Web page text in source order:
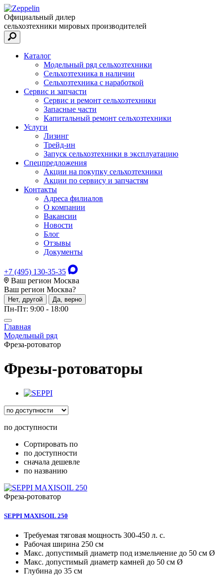
Официальный дилер
сельхозтехники мировых производителей
Каталог
Модельный ряд сельхозтехники
Сельхозтехника в наличии
Сельхозтехника с наработкой
Сервис и запчасти
Сервис и ремонт сельхозтехники
Запасные части
Капитальный ремонт сельхозтехники
Услуги
Лизинг
Трейд-ин
Запуск сельхозтехники в эксплуатацию
Спецпредложения
Акции на покупку сельхозтехники
Акции по сервису и запчастям
Контакты
Адреса филиалов
О компании
Вакансии
Новости
Блог
Отзывы
Документы
+7 (495) 130-35-35
Ваш регион Москва
Ваш регион Москва?
Нет, другой Да, верно
Пн-Пт: 9:00 - 18:00
Главная
Модельный ряд
Фреза-ротоватор
Фрезы-ротоваторы
по доступности
Сортировать по
по доступности
сначала дешевле
по названию
Фреза-ротоватор
SEPPI MAXISOIL 250
Требуемая тяговая мощность 300-450 л. с.
Рабочая ширина 250 см
Макc. допустимый диаметр под измельчение до 50 см Ø
Макc. допустимый диаметр камней до 50 см Ø
Глубина до 35 см